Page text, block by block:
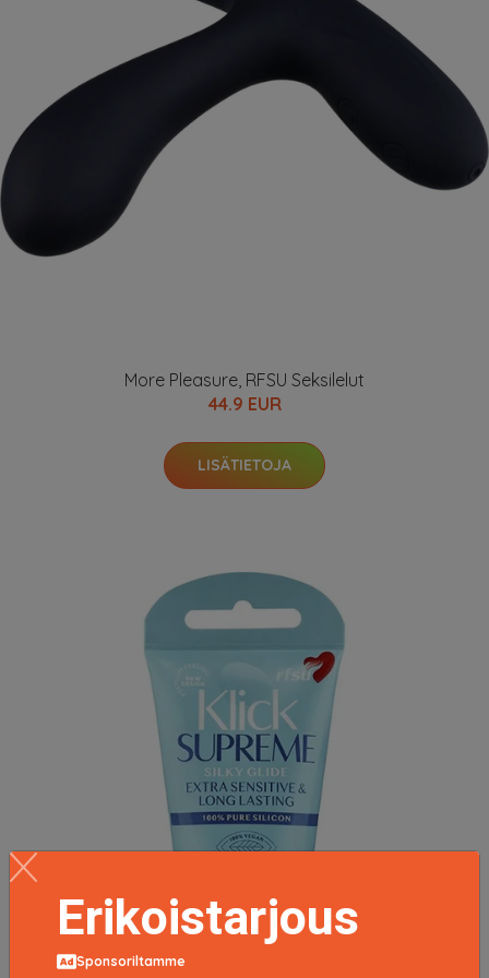
More Pleasure, RFSU Seksilelut
44.9 EUR
LISÄTIETOJA
Erikoistarjous
Sponsoriltamme